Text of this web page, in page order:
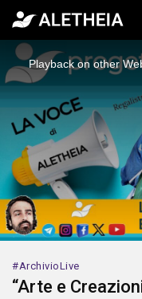
modal
window.
Playback on other
ArchivioLive
“Arte e